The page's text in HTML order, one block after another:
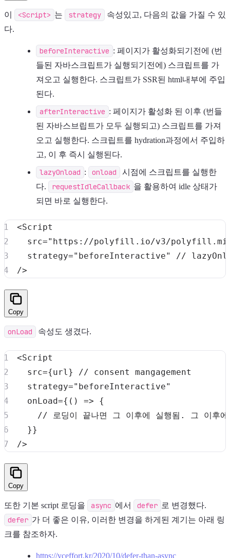
이 <Script> 는 strategy
속성있고, 다음의 값을 가질 수 있
다.
beforeInteractive : 페이지가 활성화되기전에 (번
들된 자바스크립트가 실행되기전에) 스크립트를 가
져오고 실행한다. 스크립트가 SSR된 html내부에 주입
된다.
afterInteractive : 페이지가 활성화 된 이후 (번들
된 자바스브립트가 모두 실행되고) 스크립트를 가져
오고 실행한다. 스크립트를 hydration과정에서 주입하
고, 이 후 즉시 실행된다.
lazyOnload : onload
시점에 스크립트를 실행한
다.
requestIdleCallback 을 활용하여 idle 상태가
되면 바로 실행한다.
<Script
src=" https://polyfill.io/v3/
strategy=" beforeInteractive"
//
/>
Copy
onLoad 속성도 생겼다.
<Script
src={url}
// consent mangagement
strategy=" beforeInteractive"
onLoad={ ( ) =>
{
// 로딩이 끝나면 그 이후에 실행됨. 그 이후
}}
/>
Copy
또한 기본 script 로딩을 async 에서 defer 로 변경했다.
defer 가 더 좋은 이유, 이러한 변경을 하게된 계기는 아래 링
크를 참조하자.
https://yceffort.kr/2020/10/defer-than-async